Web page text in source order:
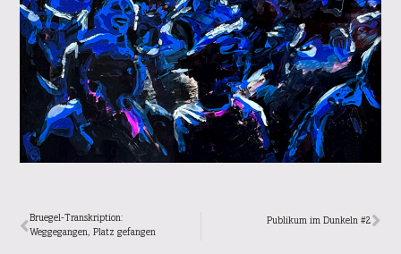
Bruegel-Transkription:
Weggegangen, Platz gefangen
Publikum im Dunkeln #2